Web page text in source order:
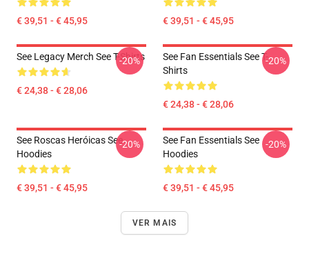
€ 39,51 - € 45,95 € 39,51 - € 45,95
See Legacy Merch See T-Shirts
€ 24,38 - € 28,06
-20%
See Fan Essentials See T-
Shirts
€ 24,38 - € 28,06
-20%
See Roscas Heróicas See
Hoodies
€ 39,51 - € 45,95
-20%
See Fan Essentials See
Hoodies
€ 39,51 - € 45,95
-20%
VER MAIS